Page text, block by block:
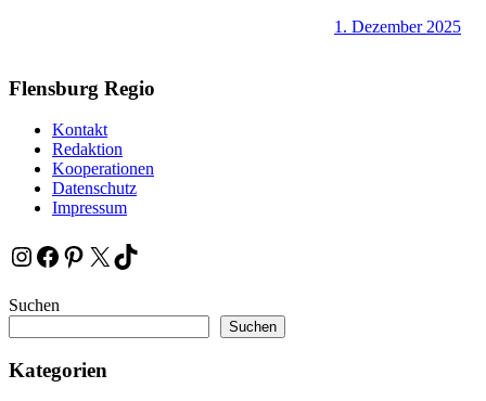
1. Dezember 2025
Flensburg Regio
Kontakt
Redaktion
Kooperationen
Datenschutz
Impressum
Instagram
Facebook
Pinterest
X TikTok
Suchen
Suchen
Kategorien